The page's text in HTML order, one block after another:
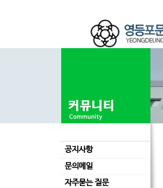
공지사항
문의메일
자주묻는 질문